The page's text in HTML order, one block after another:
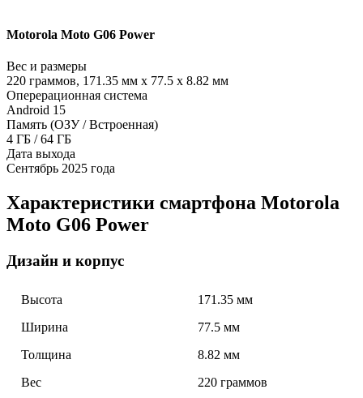
Motorola Moto G06 Power
Вес и размеры
220 граммов, 171.35 мм x 77.5 x 8.82 мм
Оперерационная система
Android 15
Память (ОЗУ / Встроенная)
4 ГБ / 64 ГБ
Дата выхода
Сентябрь 2025 года
Характеристики смартфона Motorola
Moto G06 Power
Дизайн и корпус
Высота
171.35 мм
Ширина
77.5 мм
Толщина
8.82 мм
Вес
220 граммов